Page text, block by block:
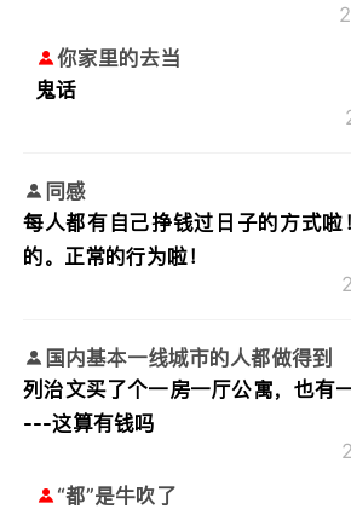
你家里的去当
鬼话
同感
每人都有自己挣钱过日子的方式啦
的。正常的行为啦！
国内基本一线城市的人都做得到
列治文买了个一房一厅公寓，也有
---这算有钱吗
“都”是牛吹了